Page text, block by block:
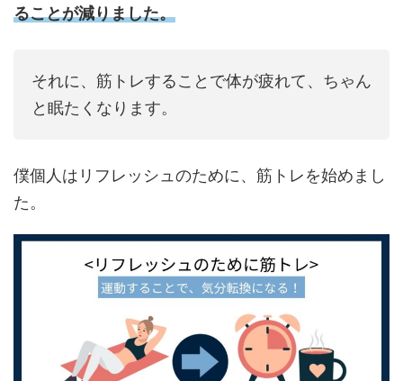
ることが減りました。
それに、筋トレすることで体が疲れて、ちゃん
と眠たくなります。
僕個人はリフレッシュのために、筋トレを始めまし
た。